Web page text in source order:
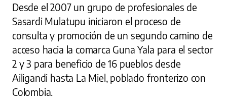
Desde el 2007 un grupo de profesionales de
Sasardi Mulatupu iniciaron el proceso de
consulta y promoción de un segundo camino de
acceso hacia la comarca Guna Yala para el sector
2 y 3 para beneficio de 16 pueblos desde
Ailigandi hasta La Miel, poblado fronterizo con
Colombia.